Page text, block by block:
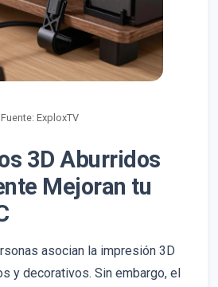
Fuente: ExploxTV
3D Aburridos
Mejoran tu
asocian la impresión 3D
y decorativos. Sin embargo, el